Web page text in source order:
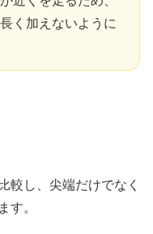
く加えないように
較し、尖端だけでなく
。